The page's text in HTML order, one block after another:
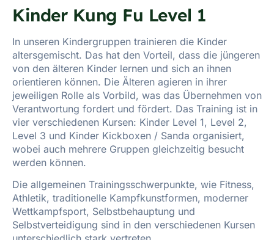
Kinder Kung Fu Level 1
In unseren Kindergruppen trainieren die Kinder
altersgemischt. Das hat den Vorteil, dass die jüngeren
von den älteren Kinder lernen und sich an ihnen
orientieren können. Die Älteren agieren in ihrer
jeweiligen Rolle als Vorbild, was das Übernehmen von
Verantwortung fordert und fördert. Das Training ist in
vier verschiedenen Kursen: Kinder Level 1, Level 2,
Level 3 und Kinder Kickboxen / Sanda organisiert,
wobei auch mehrere Gruppen gleichzeitig besucht
werden können.
Die allgemeinen Trainingsschwerpunkte, wie Fitness,
Athletik, traditionelle Kampfkunstformen, moderner
Wettkampfsport, Selbstbehauptung und
Selbstverteidigung sind in den verschiedenen Kursen